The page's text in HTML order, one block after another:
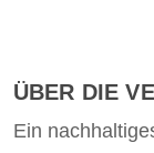
ÜBER DIE
Ein